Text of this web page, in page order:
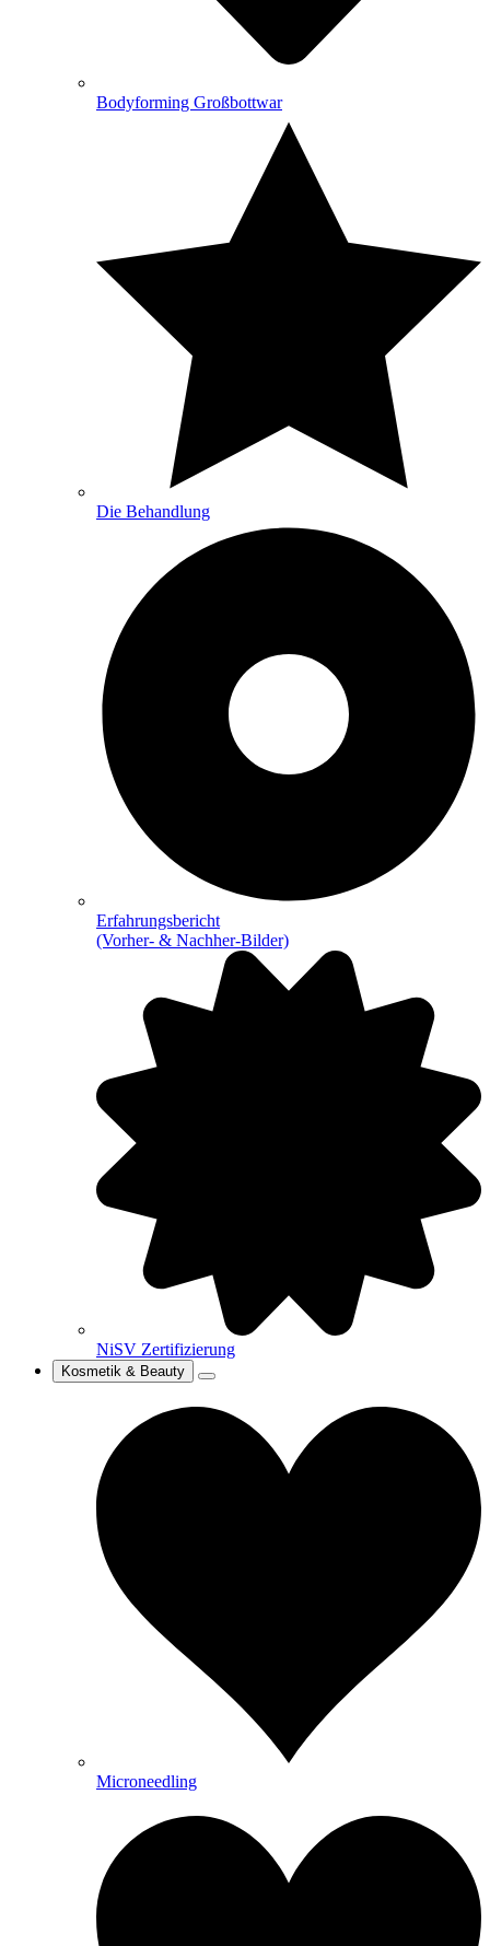
Bodyforming Großbottwar
Die Behandlung
Erfahrungsbericht
(Vorher- & Nachher-Bilder)
NiSV Zertifizierung
Kosmetik & Beauty
Microneedling